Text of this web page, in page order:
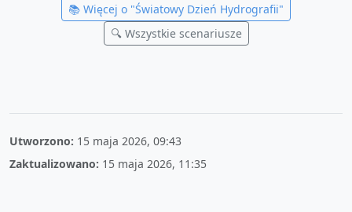
📚 Więcej o "Światowy Dzień Hydrografii"
🔍 Wszystkie scenariusze
Utworzono: 15 maja 2026, 09:43
Zaktualizowano: 15 maja 2026, 11:35